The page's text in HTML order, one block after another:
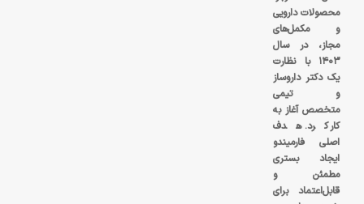
محصولات دارویی
و مکمل‌های
مجاز، در سال
۱۴۰۳ با نظارت
یک دکتر داروساز
و تیمی
متخصص آغاز به
کار کرد. هدف
اصلی فارمیندو
ایجاد بستری
مطمئن و
قابل‌اعتماد برای